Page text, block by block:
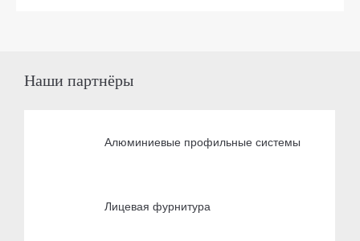
Наши партнёры
Алюминиевые профильные системы
Лицевая фурнитура